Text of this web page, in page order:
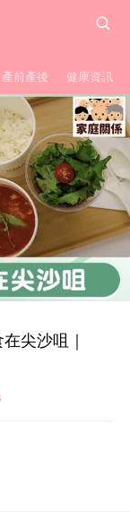
產前產後 健康資訊
尖沙咀｜